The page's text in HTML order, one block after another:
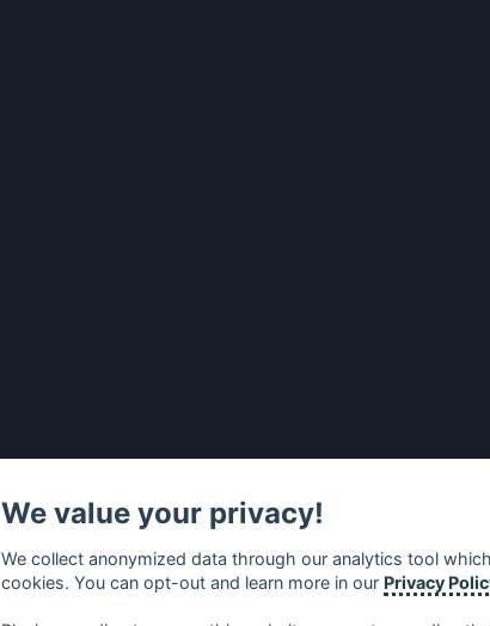
We value your privacy!
We collect anonymized data through our analytics tool
cookies. You can opt-out and learn more in our Privacy